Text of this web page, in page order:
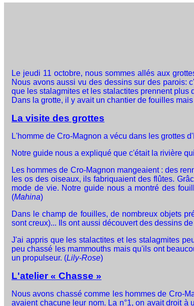
Le jeudi 11 octobre, nous sommes allés aux
Nous avons aussi vu des dessins sur des parois:
que les stalagmites et les stalactites prennent plus
Dans la grotte, il y avait un chantier de fouilles
La visite des grottes
L'homme de Cro-Magnon a vécu dans les grottes
Notre guide nous a expliqué que c'était la rivière
Les hommes de Cro-Magnon mangeaient : des
les os des oiseaux, ils fabriquaient des flûtes.
mode de vie. Notre guide nous a montré des
(Mahina)
Dans le champ de fouilles, de nombreux objets
sont creux)... Ils ont aussi découvert des dessins
J'ai appris que les stalactites et les stalagmites
peu chassé les mammouths mais qu'ils ont
un propulseur. (Lily-Rose)
L'atelier « Chasse »
Nous avons chassé comme les hommes de Cro-
avaient chacune leur nom. La n°1, on avait droit à